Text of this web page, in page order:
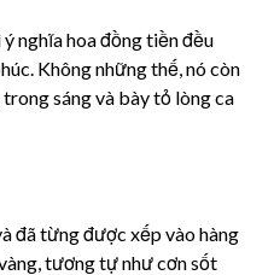
nghĩa hoa đồng tiền đều
Không những thế, nó còn
sáng và bày tỏ lòng ca
đã từng được xếp vào hàng
tương tự như cơn sốt